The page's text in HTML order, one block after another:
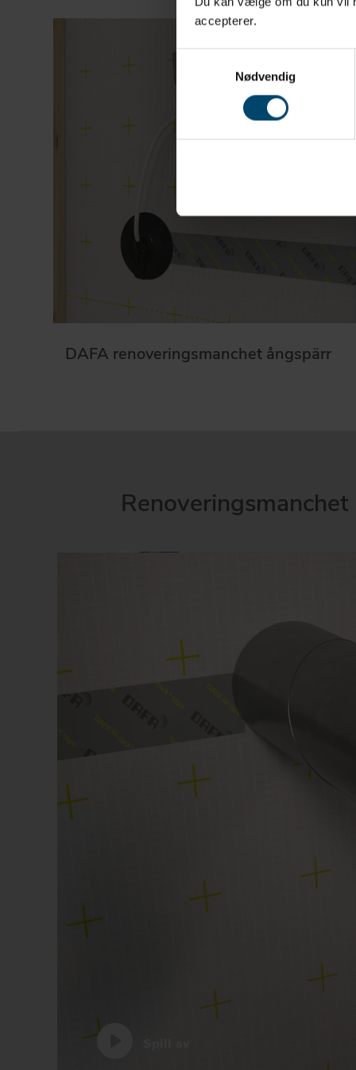
accepterer.
Nødvendig
DAFA renoveringsmanchet ångspärr
Renoveringsmanchet